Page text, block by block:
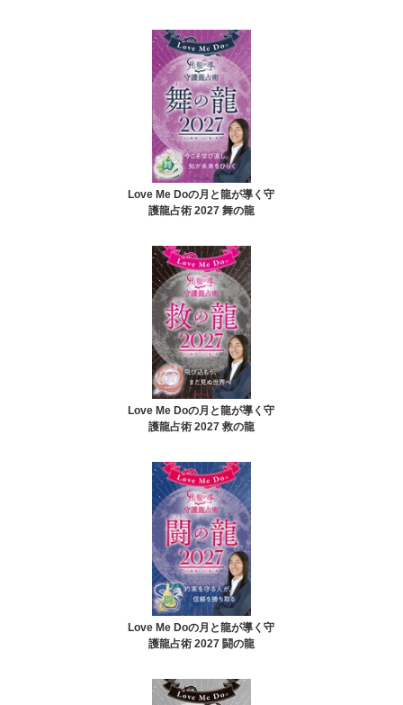
Love Me Doの月と龍が導く守
護龍占術 2027 舞の龍
Love Me Doの月と龍が導く守
護龍占術 2027 救の龍
Love Me Doの月と龍が導く守
護龍占術 2027 闘の龍